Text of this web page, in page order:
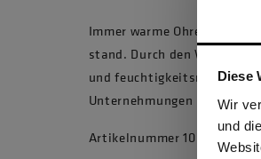
Diese
Wir
und
Immer warme Ohren - die
stand. Durch den
und
Unternehmungen im
Artikelnummer 10029225 ,